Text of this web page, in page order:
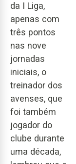
da I Liga,
apenas com
três pontos
nas nove
jornadas
iniciais, o
treinador dos
avenses, que
foi também
jogador do
clube durante
uma década,